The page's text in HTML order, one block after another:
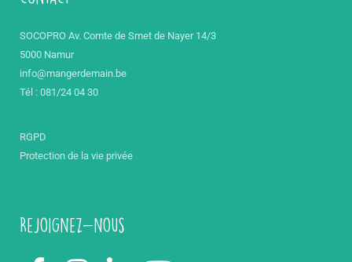
SOCOPRO Av. Comte de Smet de Nayer 14/3
5000 Namur
info@mangerdemain.be
Tél : 081/24 04 30
RGPD
Protection de la vie privée
Rejoignez-nous